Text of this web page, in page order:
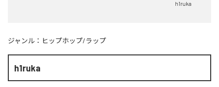
h1ruka
ジャンル： ヒップホップ/ラップ
h1ruka